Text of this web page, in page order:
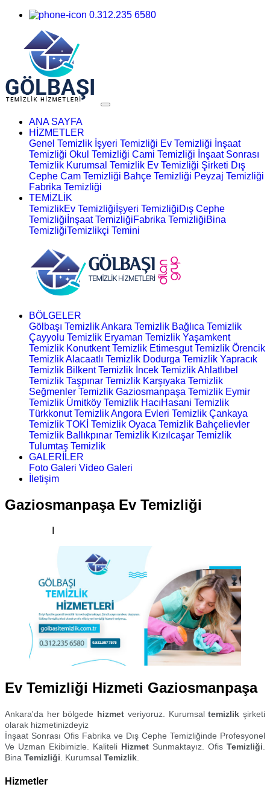
0.312.235 6580
ANA SAYFA
HİZMETLER
Genel Temizlik İşyeri Temizliği Ev Temizliği İnşaat
Temizliği Okul Temizliği Cami Temizliği İnşaat Sonrası
Temizlik Kurumsal Temizlik Ev Temizliği Şirketi Dış
Cephe Cam Temizliği Bahçe Temizliği Peyzaj Temizliği
Fabrika Temizliği
TEMİZLİK
TemizlikEv Temizliği İşyeri TemizliğiDış Cephe
Temizliği İnşaat TemizliğiFabrika TemizliğiBina
TemizliğiTemizlikçi Temini
BÖLGELER
Gölbaşı TemizlikAnkara Temizlik Bağlıca Temizlik
Çayyolu Temizlik Eryaman Temizlik Yaşamkent
Temizlik Konutkent Temizlik Etimesgut Temizlik Örencik
TemizlikAlacaatlı Temizlik Dodurga Temizlik Yapracık
Temizlik Bilkent Temizlik İncek TemizlikAhlatlıbel
Temizlik Taşpınar Temizlik Karşıyaka Temizlik
Seğmenler Temizlik Gaziosmanpaşa Temizlik Eymir
Temizlik Ümitköy Temizlik HacıHasani Temizlik
Türkkonut TemizlikAngora Evleri Temizlik Çankaya
Temizlik TOKİ Temizlik Oyaca Temizlik Bahçelievler
Temizlik Ballıkpınar Temizlik Kızılcaşar Temizlik
Tulumtaş Temizlik
GALERİLER
Foto Galeri Video Galeri
İletişim
Gaziosmanpaşa Ev Temizliği
Ev Temizliği Hizmeti Gaziosmanpaşa
Ankara'da her bölgede hizmet veriyoruz. Kurumsaltemizlik şirketi
olarak hizmetinizdeyiz
İnşaat Sonrası Ofis Fabrika ve Dış Cephe Temizliğinde Profesyonel
Ve Uzman Ekibimizle. Kaliteli Hizmet Sunmaktayız. Ofis Temizliği.
Bina Temizliği. Kurumsal Temizlik.
Hizmetler